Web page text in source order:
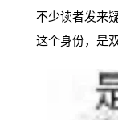
不少读者发来
这个身份，是